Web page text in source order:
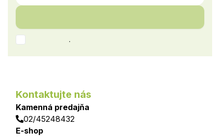
.
Kontaktujte nás
Kamenná predajňa
02/45248432
E-shop